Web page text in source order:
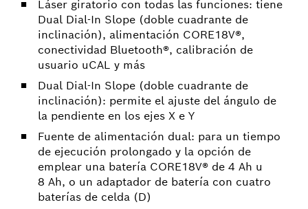
Láser giratorio con todas las funciones: tiene
Dual Dial-In Slope (doble cuadrante de
inclinación), alimentación CORE18V®,
conectividad Bluetooth®, calibración de
usuario uCAL y más
Dual Dial-In Slope (doble cuadrante de
inclinación): permite el ajuste del ángulo de
la pendiente en los ejes X e Y
Fuente de alimentación dual: para un tiempo
de ejecución prolongado y la opción de
emplear una batería CORE18V® de 4 Ah u
8 Ah, o un adaptador de batería con cuatro
baterías de celda (D)